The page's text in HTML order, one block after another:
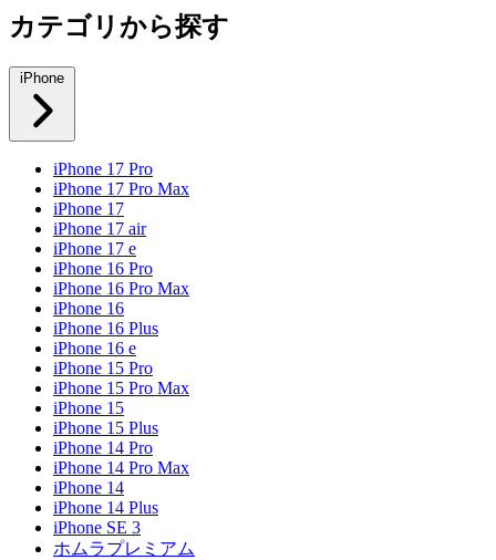
カテゴリから探す
iPhone
iPhone 17 Pro
iPhone 17 Pro Max
iPhone 17
iPhone 17 air
iPhone 17 e
iPhone 16 Pro
iPhone 16 Pro Max
iPhone 16
iPhone 16 Plus
iPhone 16 e
iPhone 15 Pro
iPhone 15 Pro Max
iPhone 15
iPhone 15 Plus
iPhone 14 Pro
iPhone 14 Pro Max
iPhone 14
iPhone 14 Plus
iPhone SE 3
ホムラプレミアム